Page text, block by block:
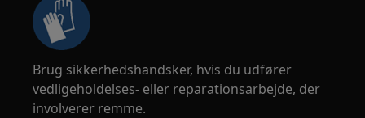
Brug sikkerhedshandsker, hvis du udfører
vedligeholdelses- eller reparationsarbejde, der
involverer remme.